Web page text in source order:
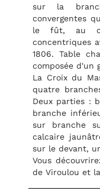
sur la
convergentes
le fût, au
concentriques
1806. Table
composée d'un
La Croix du
quatre
Deux parties :
branche
sur branche
calcaire
sur le devant,
Vous
de Viroulou et